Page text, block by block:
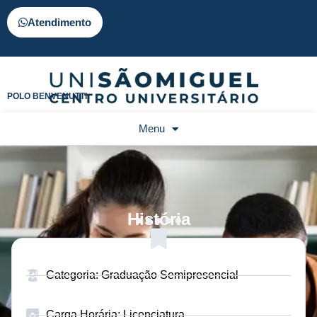
Atendimento
POLO BENVENUTTI
Menu
História
Categoria: Graduação Semipresencial